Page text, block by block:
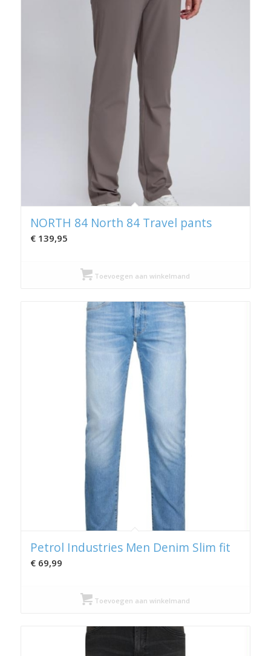
NORTH 84 North 84 Travel pants
€139,95
Toevoegen aan winkelmand
Petrol Industries Men Denim Slim fit
€69,99
Toevoegen aan winkelmand